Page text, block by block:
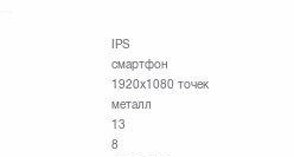
IPS
смартфон
1920x1080 точек
металл
13
8